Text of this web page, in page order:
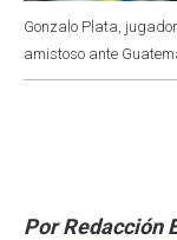
Gonzalo Plata,
amistoso ante
Por Redacción